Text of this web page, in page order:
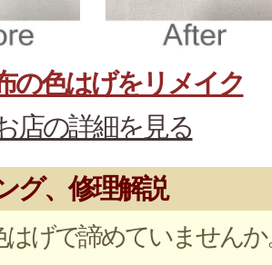
の色はげをリメイク
店の詳細を見る
グ、修理解説
はげで諦めていませんか